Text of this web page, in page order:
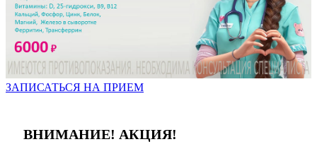
ЗАПИСАТЬСЯ НА ПРИЕМ
ВНИМАНИЕ! АКЦИЯ!